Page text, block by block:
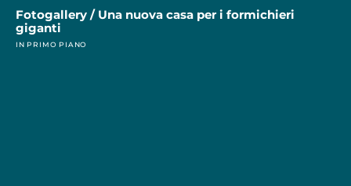
Fotogallery / Una nuova casa per i formichieri
giganti
IN PRIMO PIANO